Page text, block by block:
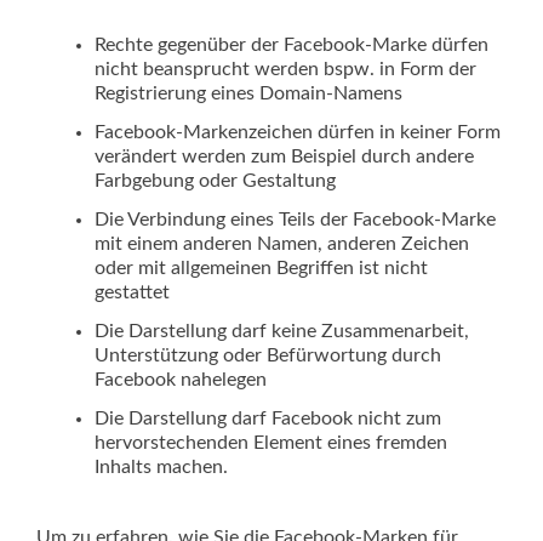
Rechte gegenüber der Facebook-Marke dürfen
nicht beansprucht werden bspw. in Form der
Registrierung eines Domain-Namens
Facebook-Markenzeichen dürfen in keiner Form
verändert werden zum Beispiel durch andere
Farbgebung oder Gestaltung
Die Verbindung eines Teils der Facebook-Marke
mit einem anderen Namen, anderen Zeichen
oder mit allgemeinen Begriffen ist nicht
gestattet
Die Darstellung darf keine Zusammenarbeit,
Unterstützung oder Befürwortung durch
Facebook nahelegen
Die Darstellung darf Facebook nicht zum
hervorstechenden Element eines fremden
Inhalts machen.